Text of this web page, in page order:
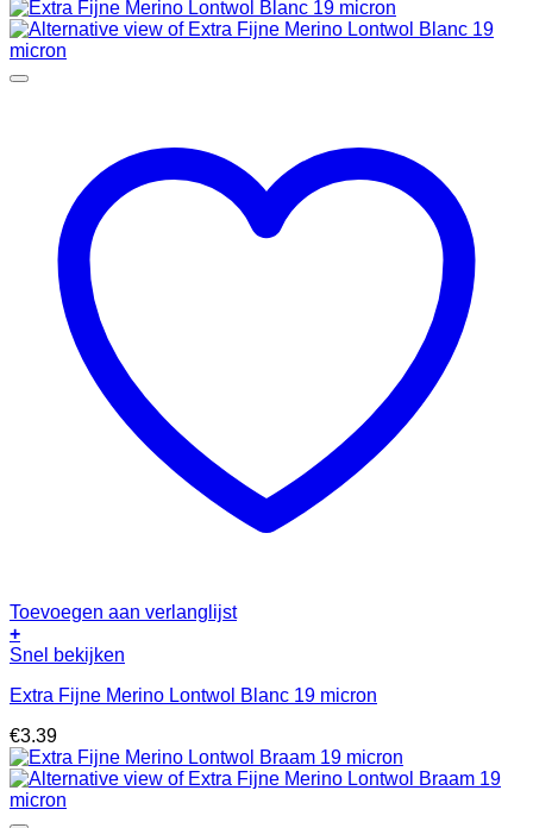
Toevoegen aan verlanglijst
+
Snel bekijken
Extra Fijne Merino Lontwol Blanc 19 micron
€3.39